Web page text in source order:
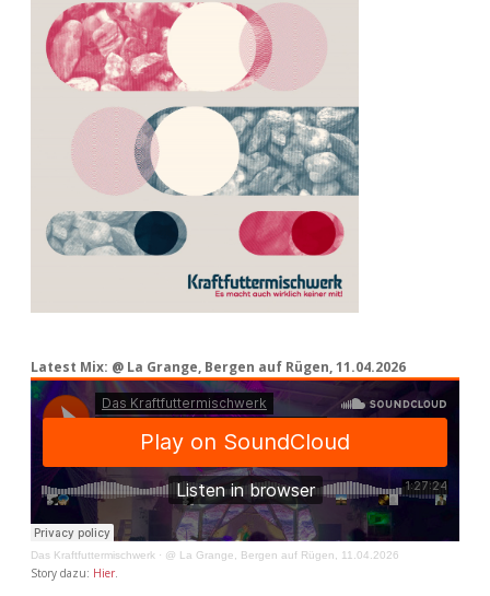
Latest Mix: @ La Grange, Bergen auf Rügen, 11.04.2026
Das Kraftfuttermischwerk · @ La Grange, Bergen auf Rügen, 11.04.2026
Story dazu: Hier